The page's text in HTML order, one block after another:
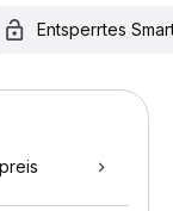
Entsperrtes